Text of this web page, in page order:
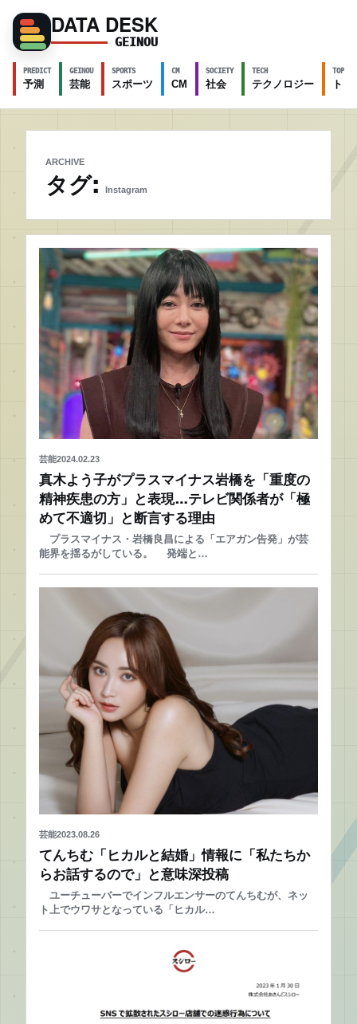
DATA DESK
GEINOU
PREDICT
予測
GEINOU
芸能
SPORTS
スポーツ
CM
CM
SOCIETY
社会
TECH
テクノロジー
TOPICS
ト
ARCHIVE
タグ: Instagram
芸能2024.02.23
真木よう子がプラスマイナス岩橋を「重度の
精神疾患の方」と表現…テレビ関係者が「極
めて不適切」と断言する理由
プラスマイナス・岩橋良昌による「エアガン告発」が芸
能界を揺るがしている。 発端と…
芸能2023.08.26
てんちむ「ヒカルと結婚」情報に「私たちか
らお話するので」と意味深投稿
ユーチューバーでインフルエンサーのてんちむが、ネッ
ト上でウワサとなっている「ヒカル…